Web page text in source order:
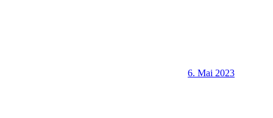
6. Mai 2023